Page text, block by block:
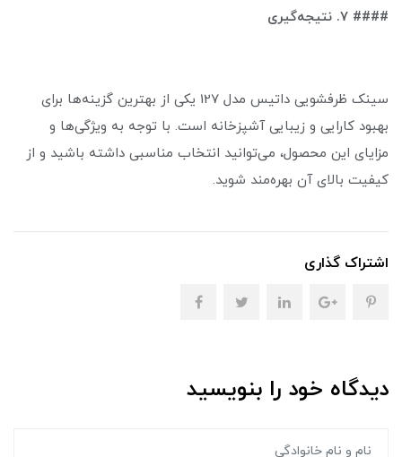
#### ۷. نتیجه‌گیری
سینک ظرفشویی داتیس مدل 127 یکی از بهترین گزینه‌ها برای
بهبود کارایی و زیبایی آشپزخانه است. با توجه به ویژگی‌ها و
مزایای این محصول، می‌توانید انتخاب مناسبی داشته باشید و از
کیفیت بالای آن بهره‌مند شوید.
اشتراک گذاری
دیدگاه خود را بنویسید